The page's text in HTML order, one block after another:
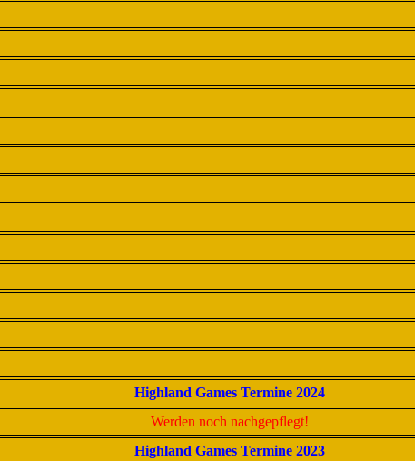
Highland Games Termine 2024
Werden noch nachgepflegt!
Highland Games Termine 2023